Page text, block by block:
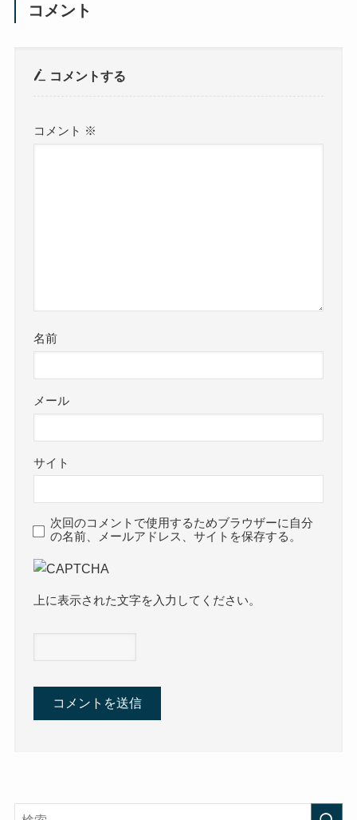
コメント
コメントする
コメント ※
名前
メール
サイト
次回のコメントで使用するためブラウザーに自分
の名前、メールアドレス、サイトを保存する。
上に表示された文字を入力してください。